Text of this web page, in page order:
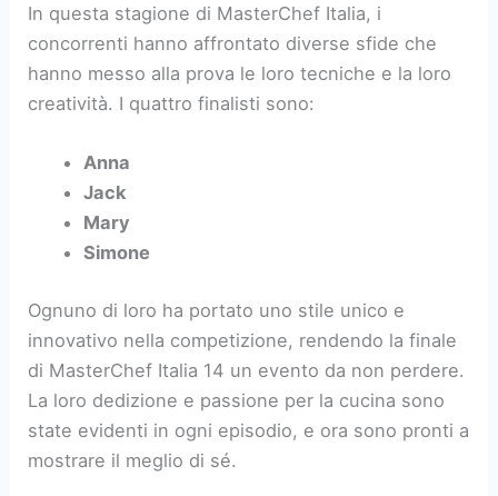
In questa stagione di MasterChef Italia, i
concorrenti hanno affrontato diverse sfide che
hanno messo alla prova le loro tecniche e la loro
creatività. I quattro finalisti sono:
Anna
Jack
Mary
Simone
Ognuno di loro ha portato uno stile unico e
innovativo nella competizione, rendendo la finale
di MasterChef Italia 14 un evento da non perdere.
La loro dedizione e passione per la cucina sono
state evidenti in ogni episodio, e ora sono pronti a
mostrare il meglio di sé.